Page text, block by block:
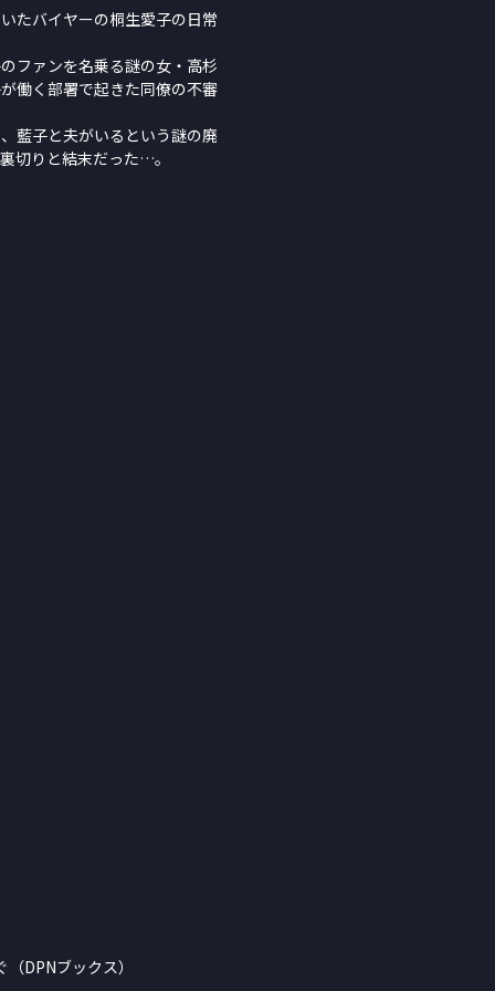
たバイヤーの桐生愛子の日常
ファンを名乗る謎の女・高杉
働く部署で起きた同僚の不審
藍子と夫がいるという謎の廃
切りと結末だった…。
DPNブックス）